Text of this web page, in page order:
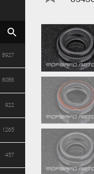
8927
6086
922
1265
457